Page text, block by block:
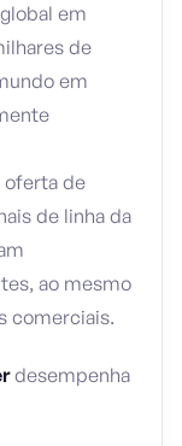
em
de
em
oferta de
de linha da
ao mesmo
comerciais.
desempenha